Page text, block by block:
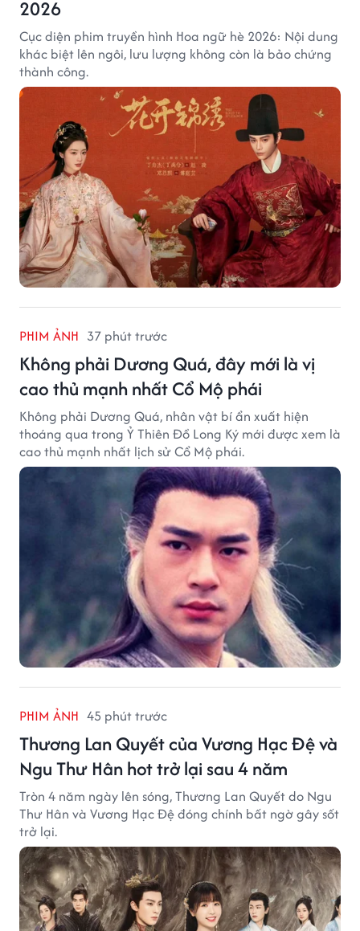
2026
Cục diện phim truyền hình Hoa ngữ hè 2026: Nội dung
khác biệt lên ngôi, lưu lượng không còn là bảo chứng
thành công.
PHIM ẢNH 37 phút trước
Không phải Dương Quá, đây mới là vị
cao thủ mạnh nhất Cổ Mộ phái
Không phải Dương Quá, nhân vật bí ẩn xuất hiện
thoáng qua trong Ỷ Thiên Đồ Long Ký mới được xem là
cao thủ mạnh nhất lịch sử Cổ Mộ phái.
PHIM ẢNH 45 phút trước
Thương Lan Quyết của Vương Hạc Đệ và
Ngu Thư Hân hot trở lại sau 4 năm
Tròn 4 năm ngày lên sóng, Thương Lan Quyết do Ngu
Thư Hân và Vương Hạc Đệ đóng chính bất ngờ gây sốt
trở lại.